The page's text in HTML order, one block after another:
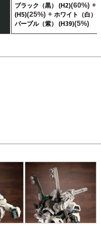
ブラック（黒） (H2)(60%) +
(H5)(25%) + ホワイト（白）
パープル（紫） (H39)(5%)